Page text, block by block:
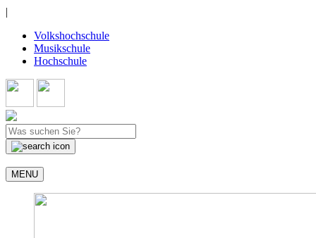
|
Volkshochschule
Musikschule
Hochschule
MENU